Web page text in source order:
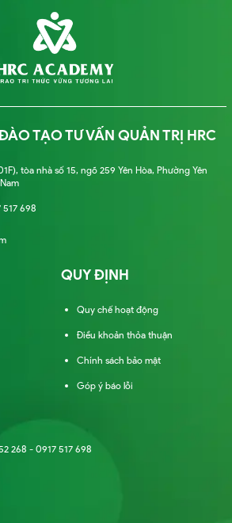
TẠO TƯ VẤN QUẢN TRỊ HRC
tòa nhà số 15, ngõ 259 Yên Hòa, Phường Yên
698
QUY ĐỊNH
Quy chế hoạt động
Điều khoản thỏa thuận
Chính sách bảo mật
Góp ý báo lỗi
268 - 0917 517 698